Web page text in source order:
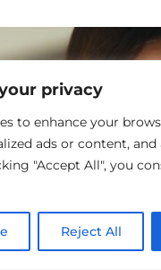
privacy
to enhance your
ads or content, and
"Accept All", you
Reject All